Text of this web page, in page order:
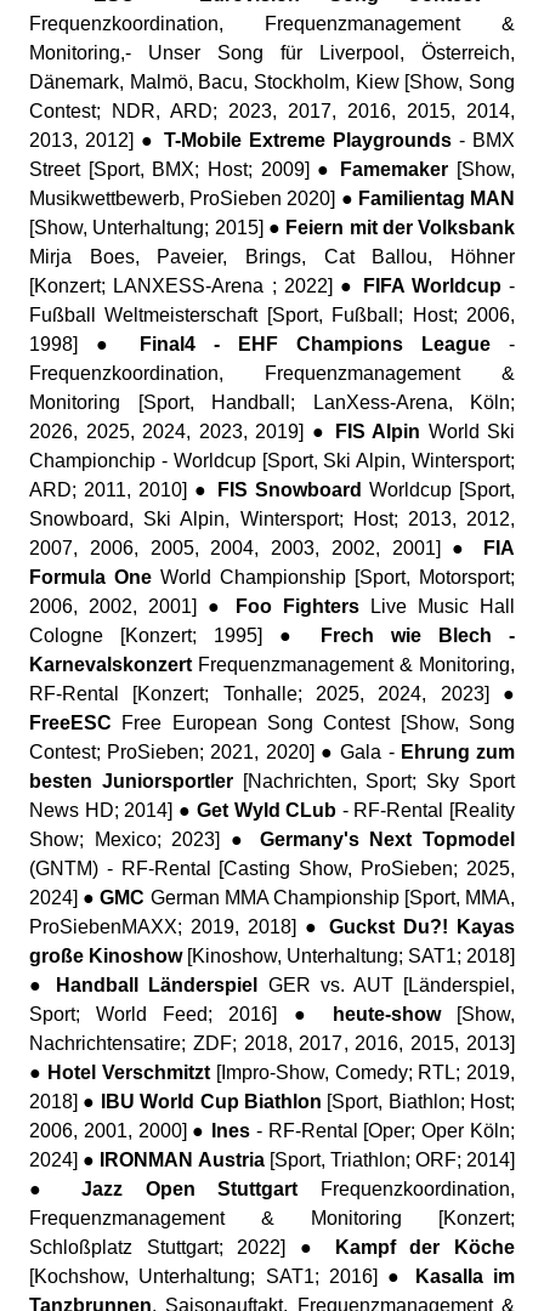
Frequenzkoordination, Frequenzmanagement &
Monitoring,- Unser Song für Liverpool, Österreich,
Dänemark, Malmö, Bacu, Stockholm, Kiew [Show, Song
Contest; NDR, ARD; 2023, 2017, 2016, 2015, 2014,
2013, 2012] ● T-Mobile Extreme Playgrounds- BMX
Street [Sport, BMX; Host; 2009] ●
Famemaker [Show,
Musikwettbewerb, ProSieben 2020] ● Familientag MAN
[Show, Unterhaltung; 2015] ● Feiern mit der Volksbank
Mirja Boes, Paveier, Brings, Cat Ballou, Höhner
[Konzert; LANXESS-Arena ; 2022] ●
FIFA Worldcup-
Fußball Weltmeisterschaft [Sport, Fußball; Host; 2006,
1998] ●
Final4 - EHF Champions League -
Frequenzkoordination, Frequenzmanagement &
Monitoring [Sport, Handball; LanXess-Arena, Köln;
2026, 2025, 2024, 2023, 2019] ●
FIS Alpin World Ski
Championchip - Worldcup [Sport, Ski Alpin, Wintersport;
ARD; 2011, 2010] ●
FIS Snowboard Worldcup [Sport,
Snowboard, Ski Alpin, Wintersport; Host; 2013, 2012,
2007, 2006, 2005, 2004, 2003, 2002, 2001] ●
FIA
Formula One World Championship [Sport, Motorsport;
2006, 2002, 2001] ●
Foo Fighters Live Music Hall
Cologne [Konzert; 1995] ●
Frech wie Blech -
Karnevalskonzert Frequenzmanagement & Monitoring,
RF-Rental [Konzert; Tonhalle; 2025, 2024, 2023] ●
FreeESC Free European Song Contest [Show, Song
Contest; ProSieben; 2021, 2020] ●Gala - Ehrung zum
besten Juniorsportler[Nachrichten, Sport; Sky Sport
News HD; 2014] ● Get Wyld CLub - RF-Rental [Reality
Show; Mexico; 2023] ● Germany's Next Topmodel
(GNTM) - RF-Rental [Casting Show, ProSieben; 2025,
2024] ●GMC German MMA Championship [Sport, MMA,
ProSiebenMAXX; 2019, 2018] ● Guckst Du?! Kayas
große Kinoshow[Kinoshow, Unterhaltung; SAT1; 2018]
●
Handball Länderspiel
GER vs. AUT [Länderspiel,
Sport; World Feed; 2016] ●
heute-show[Show,
Nachrichtensatire; ZDF; 2018, 2017, 2016, 2015, 2013]
● Hotel Verschmitzt [Impro-Show, Comedy; RTL; 2019,
2018] ●
IBU World Cup Biathlon [Sport, Biathlon; Host;
2006, 2001, 2000] ●
Ines - RF-Rental [Oper; Oper Köln;
2024] ●
IRONMAN Austria[Sport, Triathlon; ORF; 2014]
●Jazz Open Stuttgart Frequenzkoordination,
Frequenzmanagement & Monitoring [Konzert;
Schloßplatz Stuttgart; 2022] ●
Kampf der Köche
[Kochshow, Unterhaltung; SAT1; 2016] ●
Kasalla im
Tanzbrunnen, Saisonauftakt, Frequenzmanagement &